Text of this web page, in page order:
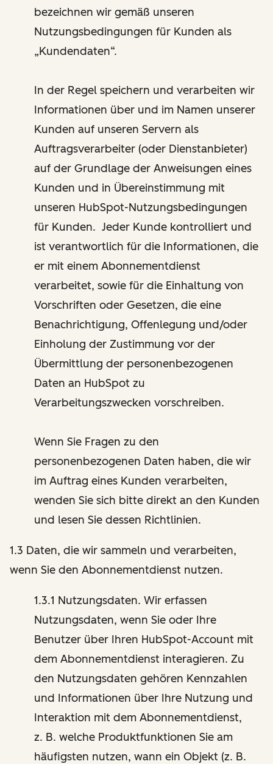
bezeichnen wir gemäß unseren
Nutzungsbedingungen für Kunden als
„Kundendaten“.
In der Regel speichern und verarbeiten wir
Informationen über und im Namen unserer
Kunden auf unseren Servern als
Auftragsverarbeiter (oder Dienstanbieter)
auf der Grundlage der Anweisungen eines
Kunden und in Übereinstimmung mit
unseren HubSpot-Nutzungsbedingungen
für Kunden. Jeder Kunde kontrolliert und
ist verantwortlich für die Informationen, die
er mit einem Abonnementdienst
verarbeitet, sowie für die Einhaltung von
Vorschriften oder Gesetzen, die eine
Benachrichtigung, Offenlegung und/oder
Einholung der Zustimmung vor der
Übermittlung der personenbezogenen
Daten an HubSpot zu
Verarbeitungszwecken vorschreiben.
Wenn Sie Fragen zu den
personenbezogenen Daten haben, die wir
im Auftrag eines Kunden verarbeiten,
wenden Sie sich bitte direkt an den Kunden
und lesen Sie dessen Richtlinien.
1.3 Daten, die wir sammeln und verarbeiten,
wenn Sie den Abonnementdienst nutzen.
1.3.1 Nutzungsdaten. Wir erfassen
Nutzungsdaten, wenn Sie oder Ihre
Benutzer über Ihren HubSpot-Account mit
dem Abonnementdienst interagieren. Zu
den Nutzungsdaten gehören Kennzahlen
und Informationen über Ihre Nutzung und
Interaktion mit dem Abonnementdienst,
z. B. welche Produktfunktionen Sie am
häufigsten nutzen, wann ein Objekt (z. B.